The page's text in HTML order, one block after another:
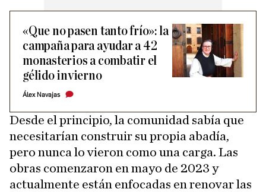
«Que no pasen tanto frío»: la
campaña para ayudar a 42
monasterios a combatir el
gélido invierno
Álex Navajas
Desde el principio, la comunidad sabía que
necesitarían construir su propia abadía,
pero nunca lo vieron como una carga. Las
obras comenzaron en mayo de 2023 y
actualmente están enfocadas en renovar las